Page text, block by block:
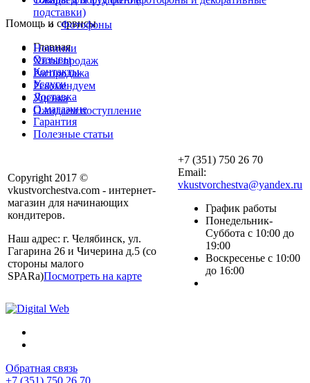
подставки)
Фотофоны
Новинки
Хиты продаж
Распродажа
Рекомендуем
Уценка
Ожидаем поступление
Помощь и сервисы
Главная
Отзывы
Контакты
Услуги
Доставка
О магазине
Гарантия
Полезные статьи
Copyright 2017 ©
vkustvorchestva.com - интернет-
магазин для начинающих
кондитеров.
Наш адрес: г. Челябинск, ул.
Гагарина 26 и Чичерина д.5 (со
стороны малого
SPARa)Посмотреть на карте
+7 (351) 750 26 70
Email:
vkustvorchestva@yandex.ru
График работы
Понедельник-
Суббота с 10:00 до
19:00
Воскресенье с 10:00
до 16:00
Обратная связь
+7 (351) 750 26 70